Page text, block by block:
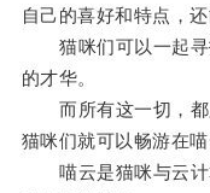
自己的喜好和特点，
猫咪们可以一起寻
的才华。
而所有这一切，都
猫咪们就可以畅游在喵
喵云是猫咪与云计